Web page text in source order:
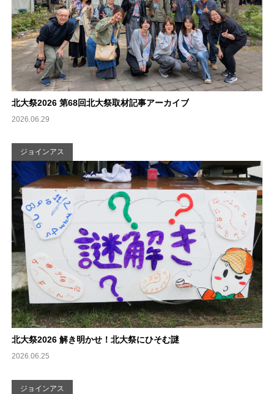
北大祭2026 第68回北大祭取材記事アーカイブ
2026.06.29
ジョインアス
北大祭2026 解き明かせ！北大祭にひそむ謎
2026.06.25
ジョインアス